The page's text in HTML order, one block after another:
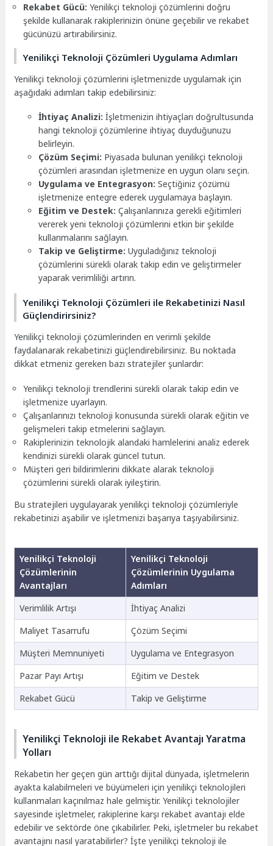
Rekabet Gücü: Yenilikçi teknoloji çözümlerini doğru
şekilde kullanarak rakiplerinizin önüne geçebilir ve rekabet
gücünüzü artırabilirsiniz.
Yenilikçi Teknoloji Çözümleri Uygulama Adımları
Yenilikçi teknoloji çözümlerini işletmenizde uygulamak için
aşağıdaki adımları takip edebilirsiniz:
İhtiyaç Analizi: İşletmenizin ihtiyaçları doğrultusunda
hangi teknoloji çözümlerine ihtiyaç duyduğunuzu
belirleyin.
Çözüm Seçimi: Piyasada bulunan yenilikçi teknoloji
çözümleri arasından işletmenize en uygun olanı seçin.
Uygulama ve Entegrasyon: Seçtiğiniz çözümü
işletmenize entegre ederek uygulamaya başlayın.
Eğitim ve Destek: Çalışanlarınıza gerekli eğitimleri
vererek yeni teknoloji çözümlerini etkin bir şekilde
kullanmalarını sağlayın.
Takip ve Geliştirme: Uyguladığınız teknoloji
çözümlerini sürekli olarak takip edin ve geliştirmeler
yaparak verimliliği artırın.
Yenilikçi Teknoloji Çözümleri ile Rekabetinizi Nasıl
Güçlendirirsiniz?
Yenilikçi teknoloji çözümlerinden en verimli şekilde
faydalanarak rekabetinizi güçlendirebilirsiniz. Bu noktada
dikkat etmeniz gereken bazı stratejiler şunlardır:
Yenilikçi teknoloji trendlerini sürekli olarak takip edin ve
işletmenize uyarlayın.
Çalışanlarınızı teknoloji konusunda sürekli olarak eğitin ve
gelişmeleri takip etmelerini sağlayın.
Rakiplerinizin teknolojik alandaki hamlelerini analiz ederek
kendinizi sürekli olarak güncel tutun.
Müşteri geri bildirimlerini dikkate alarak teknoloji
çözümlerini sürekli olarak iyileştirin.
Bu stratejileri uygulayarak yenilikçi teknoloji çözümleriyle
rekabetinizi aşabilir ve işletmenizi başarıya taşıyabilirsiniz.
Yenilikçi Teknoloji
Çözümlerinin
Avantajları
Yenilikçi Teknoloji
Çözümlerinin Uygulama
Adımları
Verimlilik Artışı
İhtiyaç Analizi
Maliyet Tasarrufu
Çözüm Seçimi
Müşteri Memnuniyeti
Uygulama ve Entegrasyon
Pazar Payı Artışı
Eğitim ve Destek
Rekabet Gücü
Takip ve Geliştirme
Yenilikçi Teknoloji ile Rekabet Avantajı Yaratma
Yolları
Rekabetin her geçen gün arttığı dijital dünyada, işletmelerin
ayakta kalabilmeleri ve büyümeleri için yenilikçi teknolojileri
kullanmaları kaçınılmaz hale gelmiştir. Yenilikçi teknolojiler
sayesinde işletmeler, rakiplerine karşı rekabet avantajı elde
edebilir ve sektörde öne çıkabilirler. Peki, işletmeler bu rekabet
avantajını nasıl yaratabilirler? İşte yenilikçi teknoloji ile